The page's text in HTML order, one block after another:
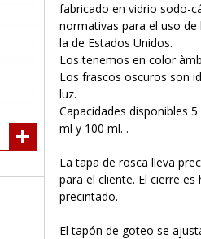
fabricado en vidrio sodo-
normativas para el uso
la de Estados Unidos.
Los tenemos en color
Los frascos oscuros son
luz.
Capacidades disponibles
ml y 100 ml. .
La tapa de rosca lleva
para el cliente. El cierre
precintado.
El tapón de goteo se